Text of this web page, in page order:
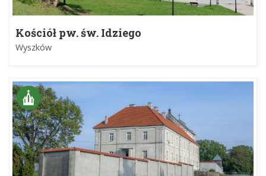
Kościół pw. św. Idziego
Wyszków